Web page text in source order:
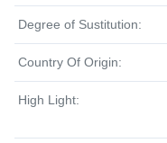
Degree of Sustitution:
Country Of Origin:
High Light: